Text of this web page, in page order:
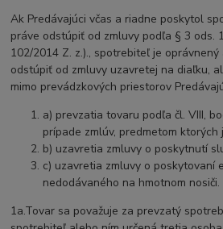
Ak Predávajúci včas a riadne poskytol
práve odstúpiť od zmluvy podľa § 3 ods.
102/2014 Z. z.)., spotrebiteľ je
odstúpiť od zmluvy uzavretej na diaľku,
mimo prevádzkových priestorov
a) prevzatia tovaru podľa čl. VIII,
prípade zmlúv, predmetom ktorých
b) uzavretia zmluvy o poskytnutí
c) uzavretia zmluvy o poskytovaní
nedodávaného na hmotnom nosiči.
1a.Tovar sa považuje za prevzatý